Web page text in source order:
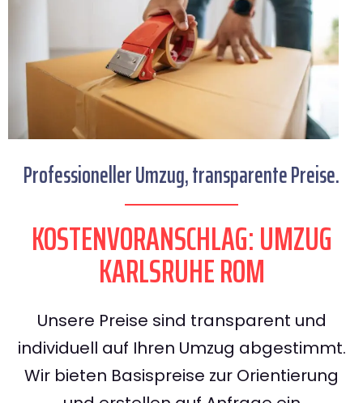
Professioneller Umzug, transparente Preise.
KOSTENVORANSCHLAG: UMZUG
KARLSRUHE ROM
Unsere Preise sind transparent und
individuell auf Ihren Umzug abgestimmt.
Wir bieten Basispreise zur Orientierung